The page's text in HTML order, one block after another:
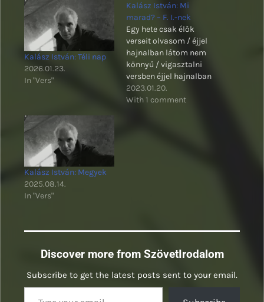
Kalász István: Téli nap
2026.01.23.
In "Vers"
Kalász István: Mi
marad? – F. I.-nek
Egy hete csak élők
verseit olvasom / éjjel
hajnalban látom nem
könnyű / vigasztalni
versben éjjel hajnalban
2023.01.20.
With 1 comment
Kalász István: Megyek
2025.08.14.
In "Vers"
Discover more from SzövetIrodalom
Subscribe to get the latest posts sent to your email.
Type your email…